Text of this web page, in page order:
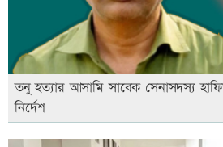
তনু হত্যার আসামি সাবেক সেনাসদস্য
নির্দেশ